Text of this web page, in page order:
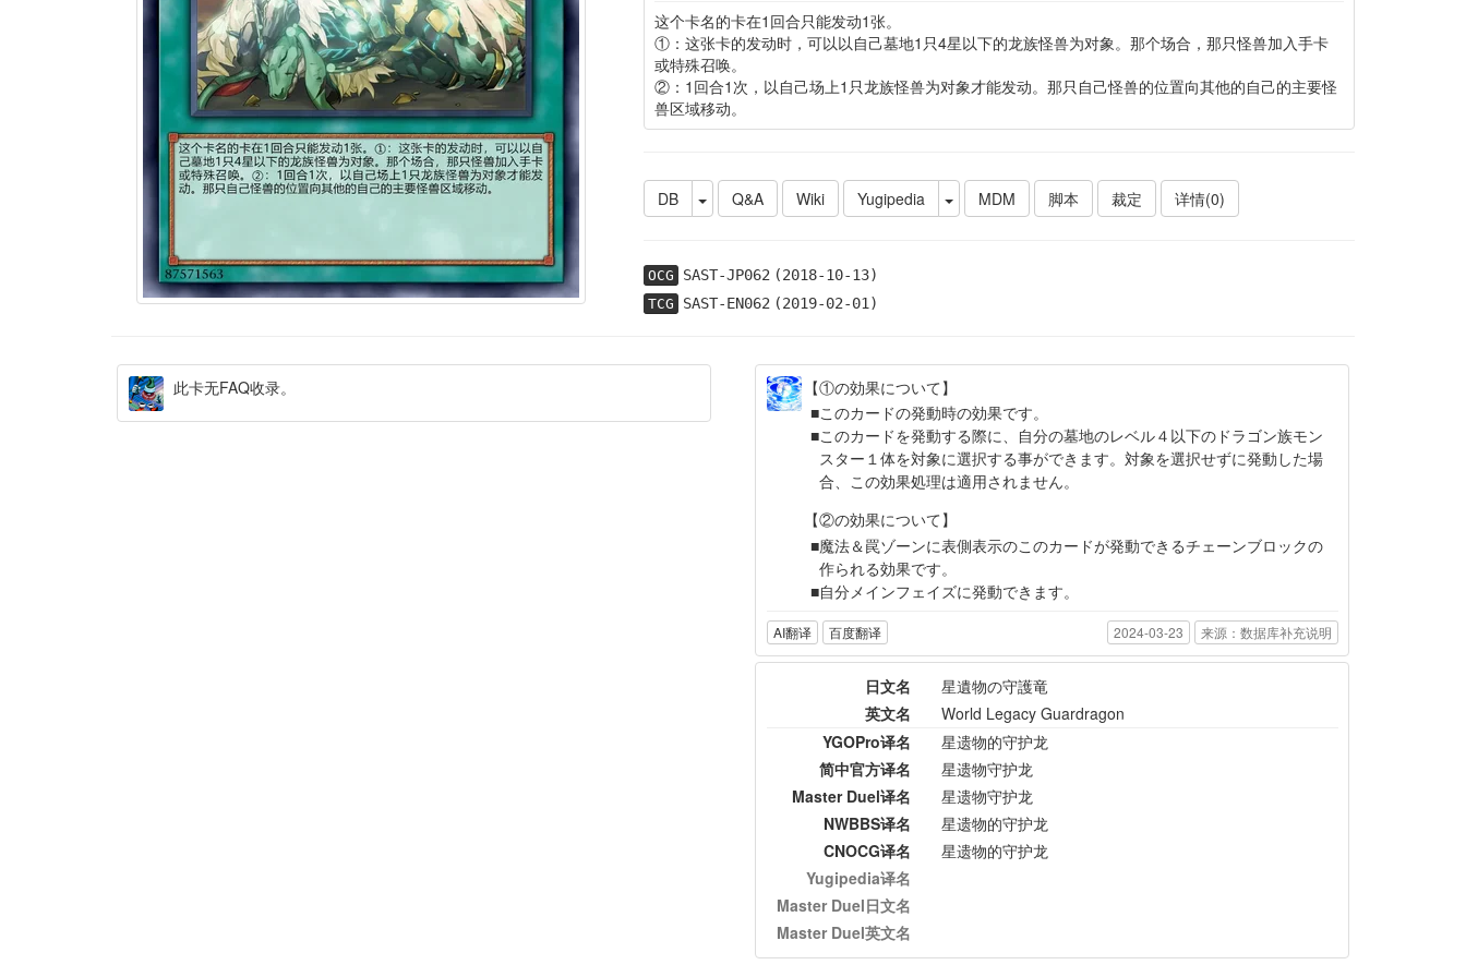
这个卡名的卡在1回合只能发动1张。
①：这张卡的发动时，可以以自己墓地1只4星以下的龙族怪兽为对象。那个场合，那只怪兽加入手卡
或特殊召唤。
②：1回合1次，以自己场上1只龙族怪兽为对象才能发动。那只自己怪兽的位置向其他的自己的主要怪
兽区域移动。
DB Q&A Wiki Yugipedia MDM 脚本 裁定 详情(0)
OCG SAST-JP062(2018-10-13)
TCG SAST-EN062(2019-02-01)
此卡无FAQ收录。
【①の効果について】
このカードの発動時の効果です。
このカードを発動する際に、自分の墓地のレベル４以下のドラゴン族モン
スター１体を対象に選択する事ができます。対象を選択せずに発動した場
合、この効果処理は適用されません。
【②の効果について】
魔法＆罠ゾーンに表側表示のこのカードが発動できるチェーンブロックの
作られる効果です。
自分メインフェイズに発動できます。
AI翻译 百度翻译 2024-03-23 来源：数据库补充说明
日文名
星遺物の守護竜
英文名
World Legacy Guardragon
YGOPro译名
星遗物的守护龙
简中官方译名
星遗物守护龙
Master Duel译名
星遗物守护龙
NWBBS译名
星遗物的守护龙
CNOCG译名
星遗物的守护龙
Yugipedia译名
Master Duel日文名
Master Duel英文名